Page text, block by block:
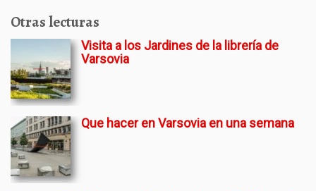
Otras lecturas
Visita a los Jardines de la librería de
Varsovia
Que hacer en Varsovia en una semana